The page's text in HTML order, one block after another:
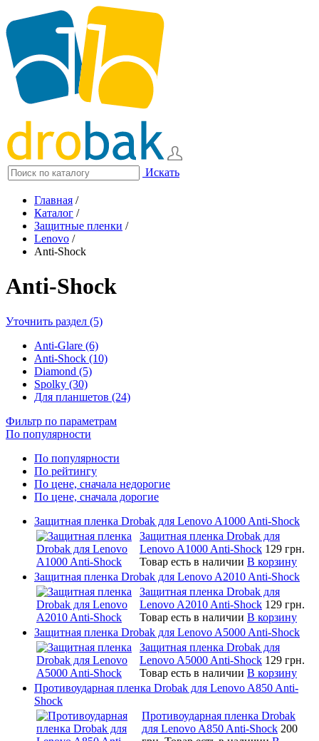
Искать
Главная /
Каталог /
Защитные пленки /
Lenovo /
Anti-Shock
Anti-Shock
Уточнить раздел (5)
Anti-Glare (6)
Anti-Shock (10)
Diamond (5)
Spolky (30)
Для планшетов (24)
Фильтр по параметрам
По популярности
По популярности
По рейтингу
По цене, сначала недорогие
По цене, сначала дорогие
Защитная пленка Drobak для Lenovo A1000 Anti-Shock
Защитная пленка Drobak для
Lenovo A1000 Anti-Shock 129 грн.
Товар есть в наличии В корзину
Защитная пленка Drobak для Lenovo A2010 Anti-Shock
Защитная пленка Drobak для
Lenovo A2010 Anti-Shock 129 грн.
Товар есть в наличии В корзину
Защитная пленка Drobak для Lenovo A5000 Anti-Shock
Защитная пленка Drobak для
Lenovo A5000 Anti-Shock 129 грн.
Товар есть в наличии В корзину
Противоударная пленка Drobak для Lenovo A850 Anti-
Shock
Противоударная пленка Drobak
для Lenovo A850 Anti-Shock 200